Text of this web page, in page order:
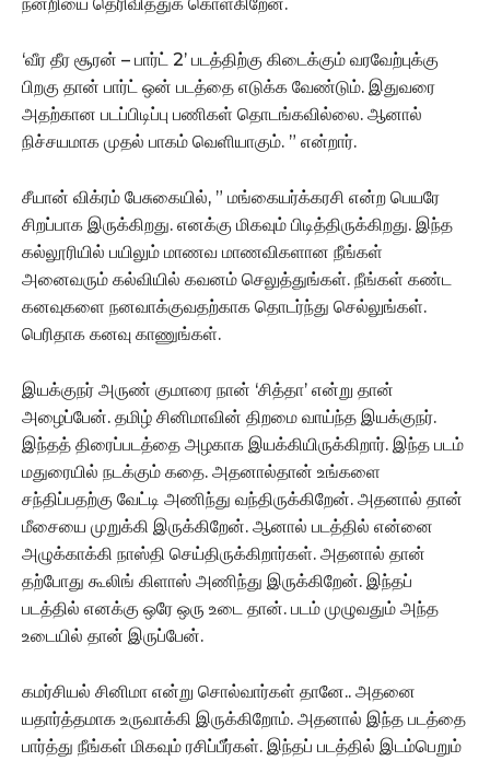
‘வீர தீர சூரன் – பார்ட் 2’ படத்திற்கு கிடைக்கும் வரவேற்புக்கு
பிறகு தான் பார்ட் ஒன் படத்தை எடுக்க வேண்டும். இதுவரை
அதற்கான படப்பிடிப்பு பணிகள் தொடங்கவில்லை. ஆனால்
நிச்சயமாக முதல் பாகம் வெளியாகும்.‌ ” என்றார்.
சீயான் விக்ரம் பேசுகையில், ” மங்கையர்க்கரசி என்ற பெயரே
சிறப்பாக இருக்கிறது. எனக்கு மிகவும் பிடித்திருக்கிறது. இந்த
கல்லூரியில் பயிலும் மாணவ மாணவிகளான நீங்கள்
அனைவரும் கல்வியில் கவனம் செலுத்துங்கள். நீங்கள் கண்ட
கனவுகளை நனவாக்குவதற்காக தொடர்ந்து செல்லுங்கள்.
பெரிதாக கனவு காணுங்கள்.
இயக்குநர் அருண் குமாரை நான் ‘சித்தா’ என்று தான்
அழைப்பேன். தமிழ் சினிமாவின் திறமை வாய்ந்த இயக்குநர்.
இந்தத் திரைப்படத்தை அழகாக இயக்கியிருக்கிறார். இந்த படம்
மதுரையில் நடக்கும் கதை. அதனால்தான் உங்களை
சந்திப்பதற்கு வேட்டி அணிந்து வந்திருக்கிறேன். அதனால் தான்
மீசையை முறுக்கி இருக்கிறேன். ஆனால் படத்தில் என்னை
அழுக்காக்கி நாஸ்தி செய்திருக்கிறார்கள். அதனால் தான்
தற்போது கூலிங் கிளாஸ் அணிந்து இருக்கிறேன். இந்தப்
படத்தில் எனக்கு ஒரே ஒரு உடை தான். படம் முழுவதும் அந்த
உடையில் தான் இருப்பேன்.
கமர்சியல் சினிமா என்று சொல்வார்கள் தானே.. அதனை
யதார்த்தமாக உருவாக்கி இருக்கிறோம். அதனால் இந்த படத்தை
பார்த்து நீங்கள் மிகவும் ரசிப்பீர்கள். இந்தப் படத்தில் இடம்பெறும்